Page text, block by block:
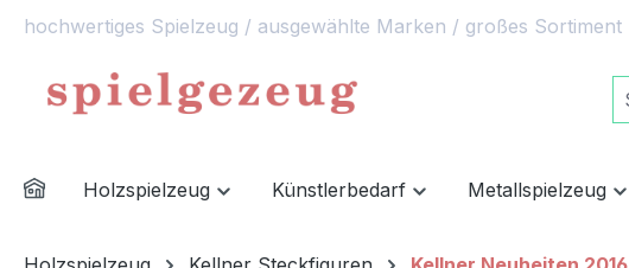
Zur Hauptnavigation springen
hochwertiges Spielzeug / ausgewählte Marken / großes Sortiment
Holzspielzeug Künstlerbedarf Metallspielzeug